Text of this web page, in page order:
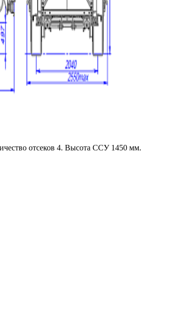
отсеков 4. Высота ССУ 1450 мм.